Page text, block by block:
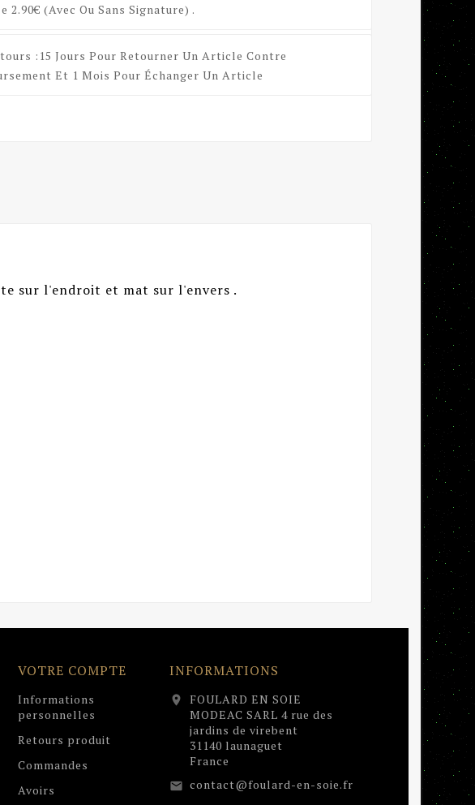
2.90€ (avec Ou Sans Signature) .
: 15 Jours Pour Retourner Un Article Contre
Et 1 Mois Pour Échanger Un Article
sur l'endroit et mat sur l'envers .
VOTRE COMPTE
Informations
personnelles
Retours produit
Commandes
Avoirs
INFORMATIONS
location_on
FOULARD EN SOIE
MODEAC SARL 4 rue des
jardins de virebent
31140 launaguet
France
email contact@foulard-en-soie.fr